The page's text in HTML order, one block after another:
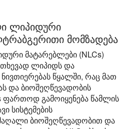
ლიპიდური
მომზადება
მატარებლები (NLCs)
თხევად ლიპიდს და
წყალში, რაც მათ
და ბიოშეღწევადობის
ფართოდ გამოიყენება წამლის
სისტემების
ბიოშეღწევადობით და